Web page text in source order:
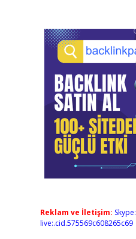
Reklam ve İletişim: Skype:
live:.cid.575569c608265c69